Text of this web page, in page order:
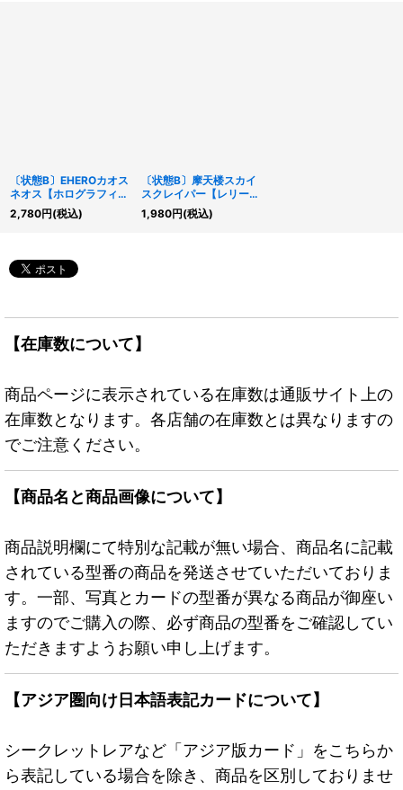
〔状態B〕EHEROカオス
ネオス【ホログラフィッ
ク】{GLAS-JP036}
《融合》
2,780円(税込)
〔状態B〕摩天楼スカイ
スクレイパー【レリー
フ】{CRV-JP048}《魔
法》
1,980円(税込)
【在庫数について】
商品ページに表示されている在庫数は通販サイト上の
在庫数となります。各店舗の在庫数とは異なりますの
でご注意ください。
【商品名と商品画像について】
商品説明欄にて特別な記載が無い場合、商品名に記載
されている型番の商品を発送させていただいておりま
す。一部、写真とカードの型番が異なる商品が御座い
ますのでご購入の際、必ず商品の型番をご確認してい
ただきますようお願い申し上げます。
【アジア圏向け日本語表記カードについて】
シークレットレアなど「アジア版カード」をこちらか
ら表記している場合を除き、商品を区別しておりませ